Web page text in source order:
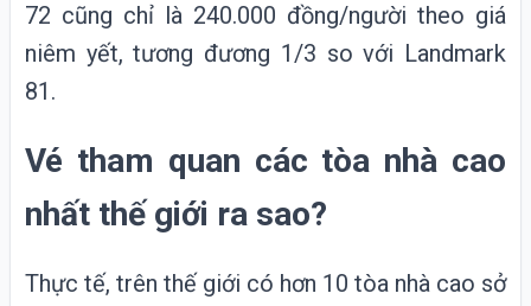
72 cũng chỉ là 240.000 đồng/người theo giá
niêm yết, tương đương 1/3 so với Landmark
81.
Vé tham quan các tòa nhà cao
nhất thế giới ra sao?
Thực tế, trên thế giới có hơn 10 tòa nhà cao sở